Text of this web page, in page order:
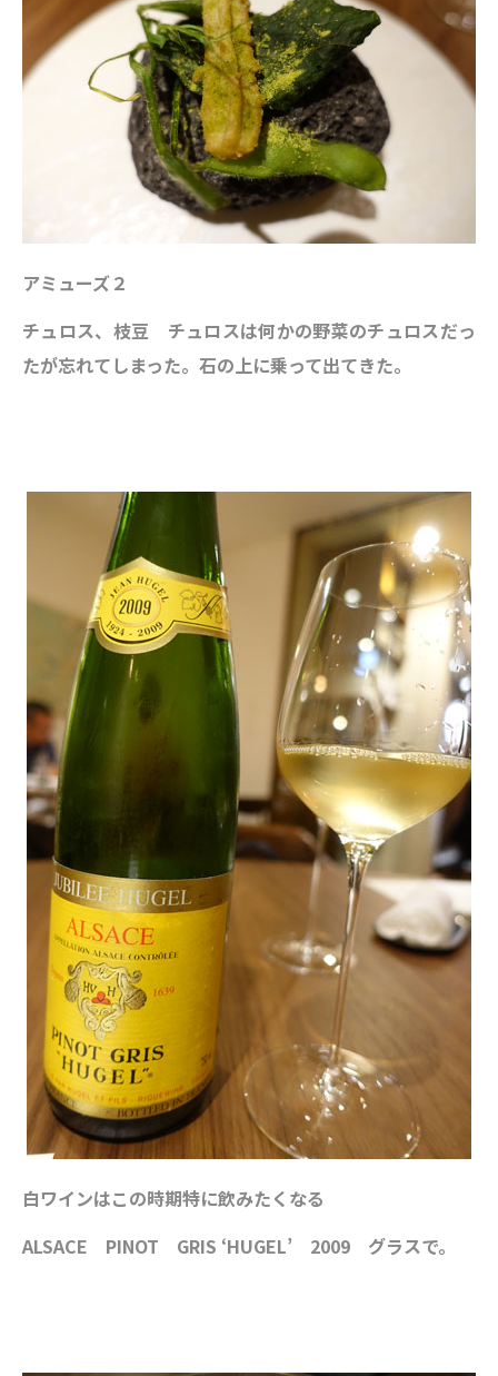
アミューズ２
チュロス、枝豆 チュロスは何かの野菜のチュロスだっ
たが忘れてしまった。石の上に乗って出てきた。
白ワインはこの時期特に飲みたくなる
ALSACE PINOT GRIS ‘HUGEL’ 2009 グラスで。